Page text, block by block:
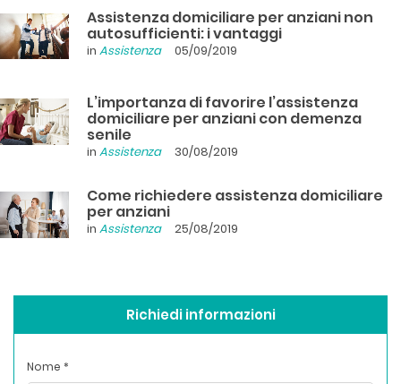
Assistenza domiciliare per anziani non
autosufficienti: i vantaggi
in Assistenza 05/09/2019
L’importanza di favorire l’assistenza
domiciliare per anziani con demenza
senile
in Assistenza 30/08/2019
Come richiedere assistenza domiciliare
per anziani
in Assistenza 25/08/2019
Richiedi informazioni
Nome *